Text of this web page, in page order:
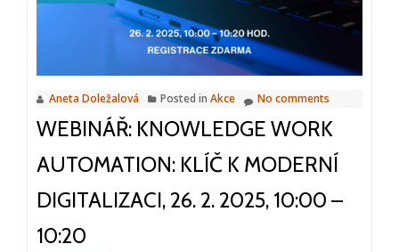
vztahů
zákazníky
Aneta Doležalová Posted in Akce No comments
WEBINÁŘ: KNOWLEDGE WORK
AUTOMATION: KLÍČ K MODERNÍ
DIGITALIZACI, 26. 2. 2025, 10:00 –
10:20